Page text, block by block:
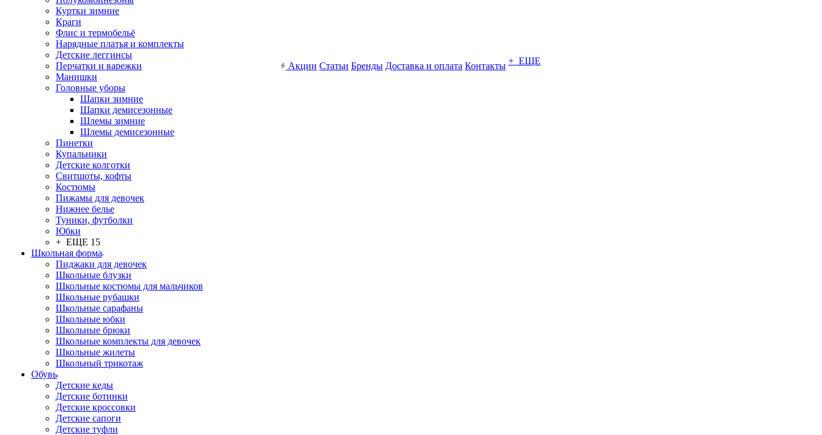
Куртки зимние
Краги
Флис и термобельё
Нарядные платья и комплекты
Детские леггинсы
Перчатки и варежки
Манишки
Головные уборы
Шапки зимние
Шапки демисезонные
Шлемы зимние
Шлемы демисезонные
Пинетки
Купальники
Детские колготки
Свитшоты, кофты
Костюмы
Пижамы для девочек
Нижнее белье
Туники, футболки
Юбки
+ ЕЩЕ 15
Школьная форма
Пиджаки для девочек
Школьные блузки
Школьные костюмы для мальчиков
Школьные рубашки
Школьные сарафаны
Школьные юбки
Школьные брюки
Школьные комплекты для девочек
Школьные жилеты
Школьный трикотаж
Обувь
Детские кеды
Детские ботинки
Детские кроссовки
Детские сапоги
Детские туфли
Акции Статьи Бренды Доставка и оплата Контакты + ЕЩЕ